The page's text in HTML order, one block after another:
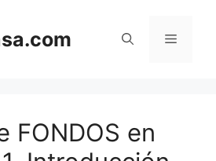
Menú
FONDOS en